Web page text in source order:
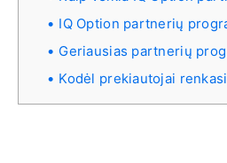
IQ Option partnerių
Geriausias partnerių
Kodėl prekiautojai renkasi